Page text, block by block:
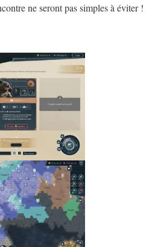
ne seront pas simples à éviter !